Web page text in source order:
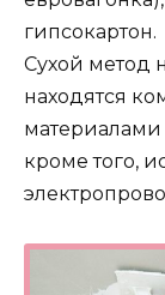
гипсокартон.
Сухой метод
находятся
кроме того,